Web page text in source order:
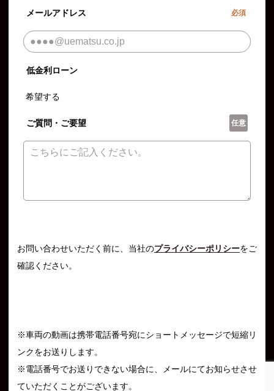
メールアドレス 必須
低金利ローン
希望する
ご質問・ご要望 任意
お問い合わせいただく前に、当社のプライバシーポリシーをご
確認ください。
※車両の動画は携帯電話番号宛にショートメッセージで短縮リ
ンクをお送りします。
※電話番号でお送りできない場合に、メールにてお知らせさせ
ていただくことがございます。